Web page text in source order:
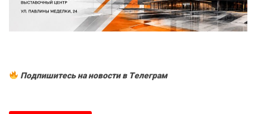
Подпишитесь на новости в Tелеграм